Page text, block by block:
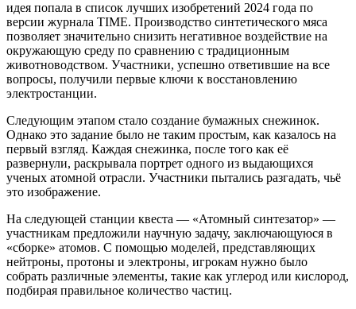
идея попала в список лучших изобретений 2024 года по
версии журнала TIME. Производство синтетического мяса
позволяет значительно снизить негативное воздействие на
окружающую среду по сравнению с традиционным
животноводством. Участники, успешно ответившие на все
вопросы, получили первые ключи к восстановлению
электростанции.
Следующим этапом стало создание бумажных снежинок.
Однако это задание было не таким простым, как казалось на
первый взгляд. Каждая снежинка, после того как её
развернули, раскрывала портрет одного из выдающихся
ученых атомной отрасли. Участники пытались разгадать, чьё
это изображение.
На следующей станции квеста — «Атомный синтезатор» —
участникам предложили научную задачу, заключающуюся в
«сборке» атомов. С помощью моделей, представляющих
нейтроны, протоны и электроны, игрокам нужно было
собрать различные элементы, такие как углерод или кислород,
подбирая правильное количество частиц.